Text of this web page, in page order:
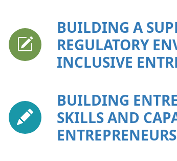
BUILDING A
REGULATORY
INCLUSIVE
BUILDING
SKILLS AND
ENTREPRENEURS